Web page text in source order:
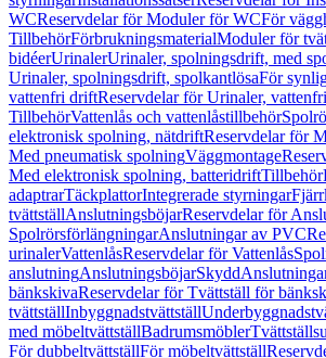
WCReservdelar för Moduler för WCFör
TillbehörFörbrukningsmaterialModuler för
bidéerUrinalerUrinaler, spolningsdrift, med
Urinaler, spolningsdrift, spolkantlösaFör
vattenfri driftReservdelar för Urinaler,
TillbehörVattenlås och vattenlåstillbehör
elektronisk spolning, nätdriftReservdelar för
Med pneumatisk spolningVäggmontage
Med elektronisk spolning, batteridriftTillbehör
adaptrarTäckplattorIntegrerade styrningar
tvättställAnslutningsböjarReservdelar för
SpolrörsförlängningarAnslutningar av PVC
urinalerVattenlåsReservdelar för Vattenlås
anslutningAnslutningsböjarSkydd
bänkskivaReservdelar för Tvättställ för
tvättställInbyggnadstvättställ
med möbeltvättställBadrumsmöbler
För dubbeltvättställFör möbeltvättställ